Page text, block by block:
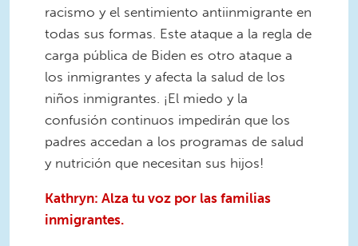
racismo y el sentimiento antiinmigrante en
todas sus formas. Este ataque a la regla de
carga pública de Biden es otro ataque a
los inmigrantes y afecta la salud de los
niños inmigrantes. ¡El miedo y la
confusión continuos impedirán que los
padres accedan a los programas de salud
y nutrición que necesitan sus hijos!
Kathryn: Alza tu voz por las familias
inmigrantes.